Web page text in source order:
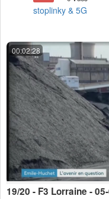
stoplinky & 5G
00:02:28
19/20 - F3 Lorraine -